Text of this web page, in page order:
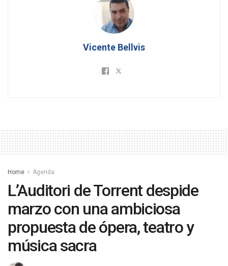
Vicente Bellvis
Home Agenda
L’Auditori de Torrent despide
marzo con una ambiciosa
propuesta de ópera, teatro y
música sacra